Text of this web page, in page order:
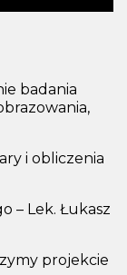
badania
i obliczenia
– Lek. Łukasz
projekcie